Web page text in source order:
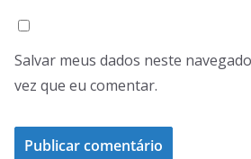
Salvar meus dados neste
vez que eu comentar.